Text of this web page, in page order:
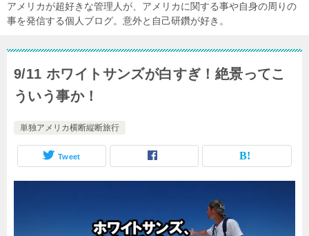
アメリカが超好きな管理人が、アメリカに関する事や自身の周りの
事を発信する個人ブログ。意外と自己研鑽が好き。
9/11 ホワイトサンズが白すぎ！絶景ってこ
ういう事か！
単独アメリカ横断縦断旅行
Tweet